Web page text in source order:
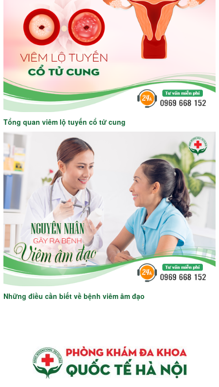
Tổng quan viêm lộ tuyến cổ tử cung
Những điều cần biết về bệnh viêm âm đạo